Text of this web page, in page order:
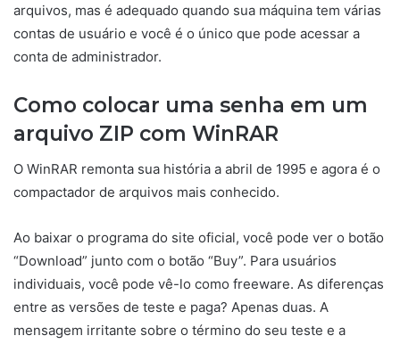
arquivos, mas é adequado quando sua máquina tem várias
contas de usuário e você é o único que pode acessar a
conta de administrador.
Como colocar uma senha em um
arquivo ZIP com WinRAR
O WinRAR remonta sua história a abril de 1995 e agora é o
compactador de arquivos mais conhecido.
Ao baixar o programa do site oficial, você pode ver o botão
“Download” junto com o botão “Buy”. Para usuários
individuais, você pode vê-lo como freeware. As diferenças
entre as versões de teste e paga? Apenas duas. A
mensagem irritante sobre o término do seu teste e a